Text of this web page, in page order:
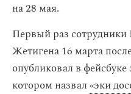
на 28 мая.
Первый раз
Жетигена 16 марта
опубликовал в
котором назвал«эки